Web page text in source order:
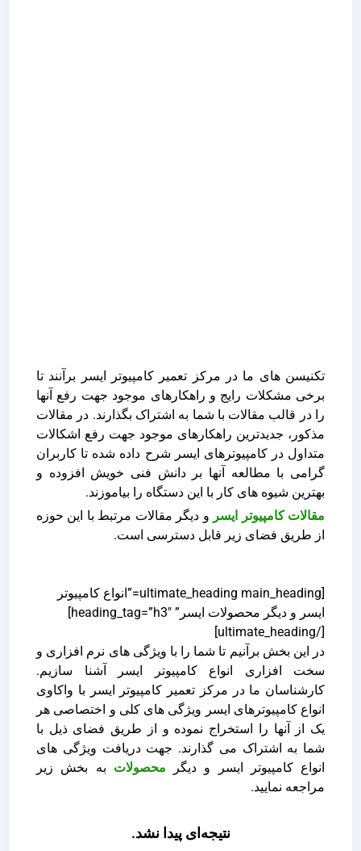
تکنیسن های ما در مرکز تعمیر کامپیوتر ایسر برآنند تا
برخی مشکلات رایج و راهکارهای موجود جهت رفع آنها
را در قالب مقالات با شما به اشتراک بگذارند. در مقالات
مذکور، جدیدترین راهکارهای موجود جهت رفع اشکالات
متداول در کامپیوترهای ایسر شرح داده شده تا کاربران
گرامی با مطالعه آنها بر دانش فنی خویش افزوده و
بهترین شیوه های کار با این دستگاه را بیاموزند.
مقالات کامپیوتر ایسر و دیگر مقالات مرتبط با این حوزه
از طریق فضای زیر قابل دسترسی است.
[ultimate_heading main_heading=”انواع کامپیوتر
ایسر و دیگر محصولات ایسر” heading_tag=”h3″]
[/ultimate_heading]
در این بخش برآنیم تا شما را با ویژگی های نرم افزاری و
سخت افزاری انواع کامپیوتر ایسر آشنا سازیم.
کارشناسان ما در مرکز تعمیر کامپیوتر ایسر با واکاوی
انواع کامپیوترهای ایسر ویژگی های کلی و اختصاصی هر
یک از آنها را استخراج نموده و از طریق فضای ذیل با
شما به اشتراک می گذارند. جهت دریافت ویژگی های
انواع کامپیوتر ایسر و دیگر محصولات به بخش زیر
مراجعه نمایید.
نتیجه‌ای پیدا نشد.